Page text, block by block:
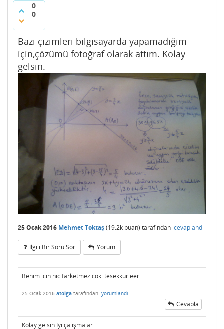
0
0
Bazı çizimleri bilgisayarda yapamadığım
için,çözümü fotoğraf olarak attım. Kolay
gelsin.
25 Ocak 2016 Mehmet Toktaş(19.2k puan) tarafından cevaplandı
Ilgili Bir Soru Sor Yorum
Benim icin hic farketmez cok tesekkurleer
25 Ocak 2016 atolga tarafından yorumlandı
Cevapla
Kolay gelsin.İyi çalışmalar.